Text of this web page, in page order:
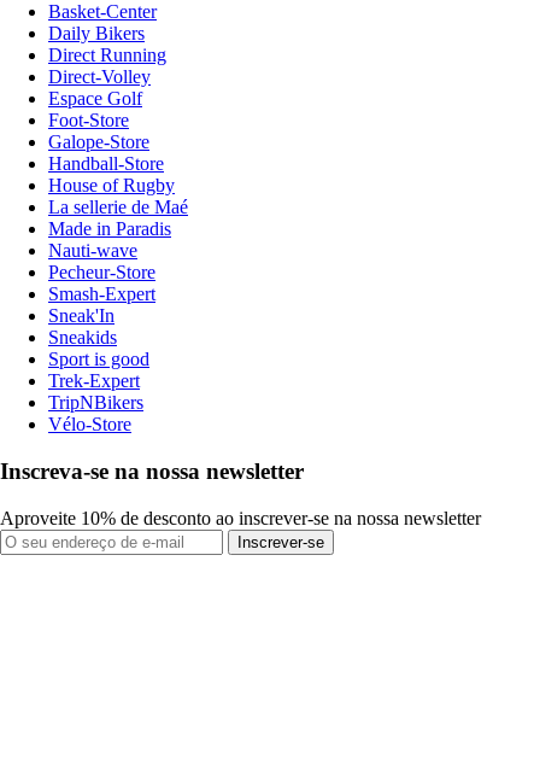
Basket-Center
Daily Bikers
Direct Running
Direct-Volley
Espace Golf
Foot-Store
Galope-Store
Handball-Store
House of Rugby
La sellerie de Maé
Made in Paradis
Nauti-wave
Pecheur-Store
Smash-Expert
Sneak'In
Sneakids
Sport is good
Trek-Expert
TripNBikers
Vélo-Store
Inscreva-se na nossa newsletter
Aproveite 10% de desconto ao inscrever-se na nossa newsletter
Inscrever-se